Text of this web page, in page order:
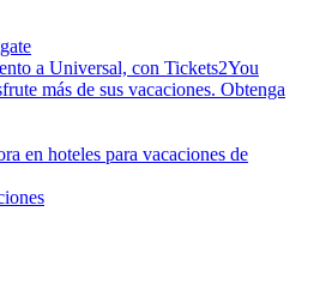
a Universal, con Tickets2You
más de sus vacaciones. Obtenga
en hoteles para vacaciones de